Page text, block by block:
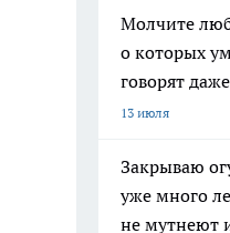
Молчите
о которых
говорят
13 июля
Закрываю
уже много
не мутнеют